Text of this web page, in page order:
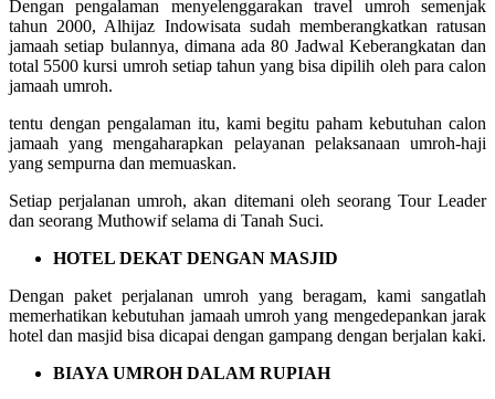
Dengan pengalaman menyelenggarakan travel umroh semenjak
tahun 2000, Alhijaz Indowisata sudah memberangkatkan ratusan
jamaah setiap bulannya, dimana ada 80 Jadwal Keberangkatan dan
total 5500 kursi umroh setiap tahun yang bisa dipilih oleh para calon
jamaah umroh.
tentu dengan pengalaman itu, kami begitu paham kebutuhan calon
jamaah yang mengaharapkan pelayanan pelaksanaan umroh-haji
yang sempurna dan memuaskan.
Setiap perjalanan umroh, akan ditemani oleh seorang Tour Leader
dan seorang Muthowif selama di Tanah Suci.
HOTEL DEKAT DENGAN MASJID
Dengan paket perjalanan umroh yang beragam, kami sangatlah
memerhatikan kebutuhan jamaah umroh yang mengedepankan jarak
hotel dan masjid bisa dicapai dengan gampang dengan berjalan kaki.
BIAYA UMROH DALAM RUPIAH